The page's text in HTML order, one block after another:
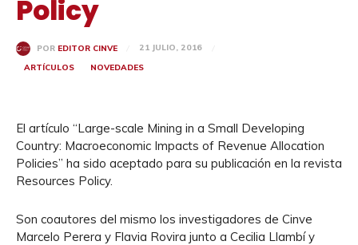
Policy
POR EDITOR CINVE
21 JULIO, 2016
ARTÍCULOS
NOVEDADES
El artículo “Large-scale Mining in a Small Developing
Country: Macroeconomic Impacts of Revenue Allocation
Policies” ha sido aceptado para su publicación en la revista
Resources Policy.
Son coautores del mismo los investigadores de Cinve
Marcelo Perera y Flavia Rovira junto a Cecilia Llambí y